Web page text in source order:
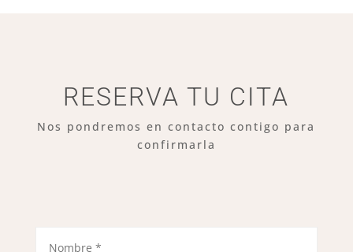
RESERVA TU CITA
Nos pondremos en contacto contigo para
confirmarla